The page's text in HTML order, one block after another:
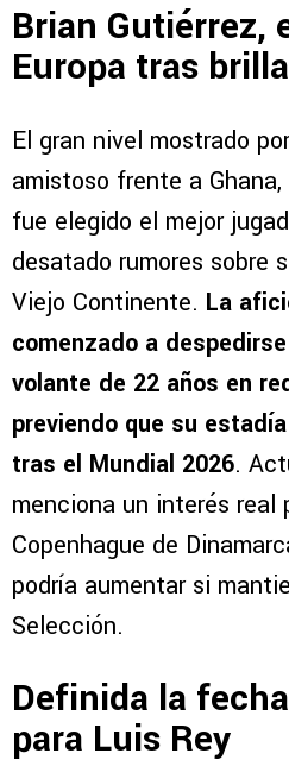
Brian Gutiérrez,
Europa tras
El gran nivel mostrado
amistoso frente a
fue elegido el mejor
desatado rumores sobre
Viejo Continente. La
comenzado a
volante de 22 años en
previendo que su
tras el Mundial 2026.
menciona un interés real
Copenhague de
podría aumentar si
Selección.
Definida la
para Luis Rey